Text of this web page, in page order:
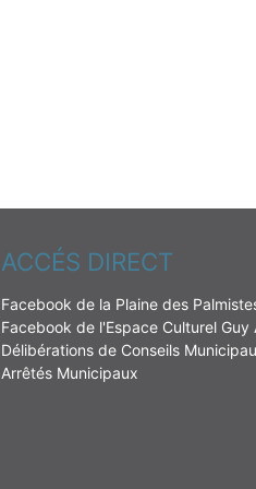
ACCÉS DIRECT
Facebook de la Plaine des
Facebook de l'Espace Culturel Guy
Délibérations de Conseils
Arrêtés Municipaux